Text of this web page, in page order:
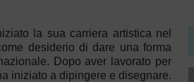
la sua carriera artistica nel
desiderio di dare una forma
Dopo aver lavorato per
iniziato a dipingere e disegnare.